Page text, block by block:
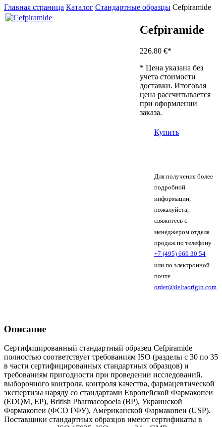
Главная страница Каталог Стандартные образцы Cefpiramide
Cefpiramide
226.80 €*
* Цена указана без
учета стоимости
доставки. Итоговая
цена рассчитывается
при оформлении
заказа.
Купить
Для получения более
подробной
информации,
пожалуйста,
свяжитесь с
менеджером отдела
продаж по телефону
+7 (495) 669 30 54
или по электронной
почте
order@deltaorigin.com
Описание
Сертифицированный стандартный образец Cefpiramide
полностью соответствует требованиям ISO (разделы с 30 по 35
в части сертифицированных стандартных образцов) и
требованиям пригодности при проведении исследований,
выборочного контроля, контроля качества, фармацевтической
экспертизы наряду со стандартами Европейской Фармакопеи
(EDQM, EP), British Pharmacopoeia (BP), Украинской
Фармакопеи (ФСО ГФУ), Американской Фармакопеи (USP).
Поставщики стандартных образцов имеют сертификаты в